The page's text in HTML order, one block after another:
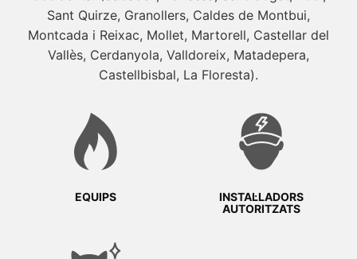
Sant Quirze, Granollers, Caldes de Montbui,
Montcada i Reixac, Mollet, Martorell, Castellar del
Vallès, Cerdanyola, Valldoreix, Matadepera,
Castellbisbal, La Floresta).
EQUIPS
INSTAL·LADORS
AUTORITZATS